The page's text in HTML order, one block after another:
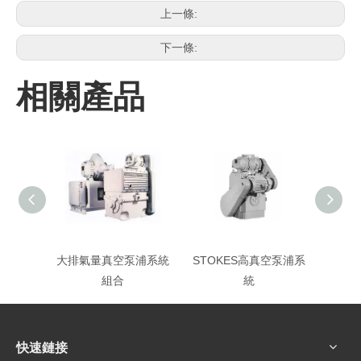
上一條:
下一條:
相關產品
大排氣量真空泵浦系統
組合
STOKES高真空泵浦系
統
快速鏈接